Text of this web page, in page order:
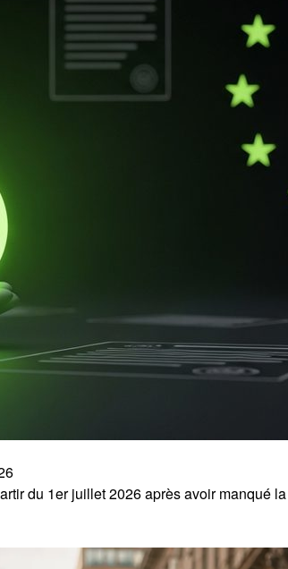
du 1er juillet 2026 après avoir manqué